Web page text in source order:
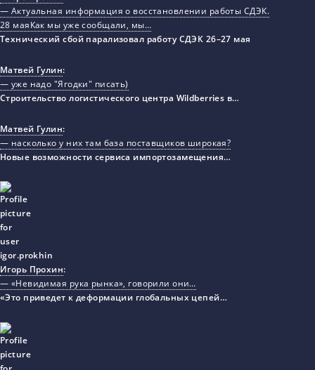
— Актуальная информация о восстановлении работы СДЭК.
28 маяКак мы уже сообщали, мы…
Технический сбой парализовал работу СДЭК 26–27 мая
Матвей Гулин:
— уже надо "Ягодки" писать)
Строительство логистического центра Wildberries в…
Матвей Гулин:
— насколько у них там база поставщиков широкая?
Новые возможности сервиса импортозамещения…
Игорь Прохин:
— «Невидимая рука рынка», говорили они…
«Это приведет к деформации глобальных цепей…